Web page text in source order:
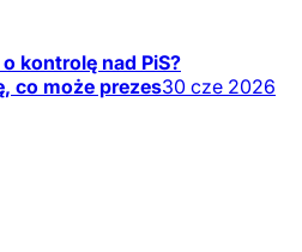
kontrolę nad PiS?
co może prezes30 cze 2026